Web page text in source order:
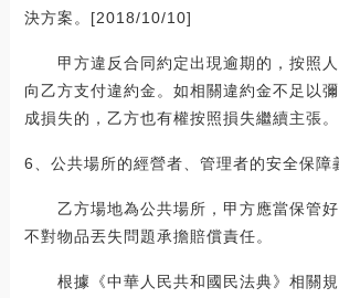
決方案。[2018/10/10]
甲方違反合同約定出現逾期的，按照人
向乙方支付違約金。如相關違約金不足以
成損失的，乙方也有權按照損失繼續主張。
6、公共場所的經營者、管理者的安全保障
乙方場地為公共場所，甲方應當保管好
不對物品丟失問題承擔賠償責任。
根據《中華人民共和國民法典》相關規